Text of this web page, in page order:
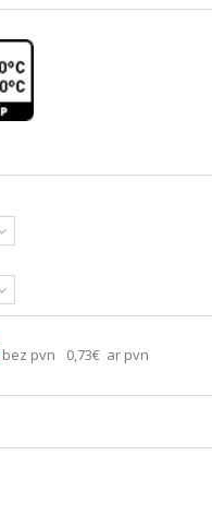
bez pvn 0,73€ ar pvn